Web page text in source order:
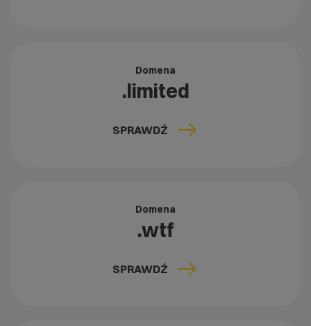
Domena
.limited
SPRAWDŹ
Domena
.wtf
SPRAWDŹ